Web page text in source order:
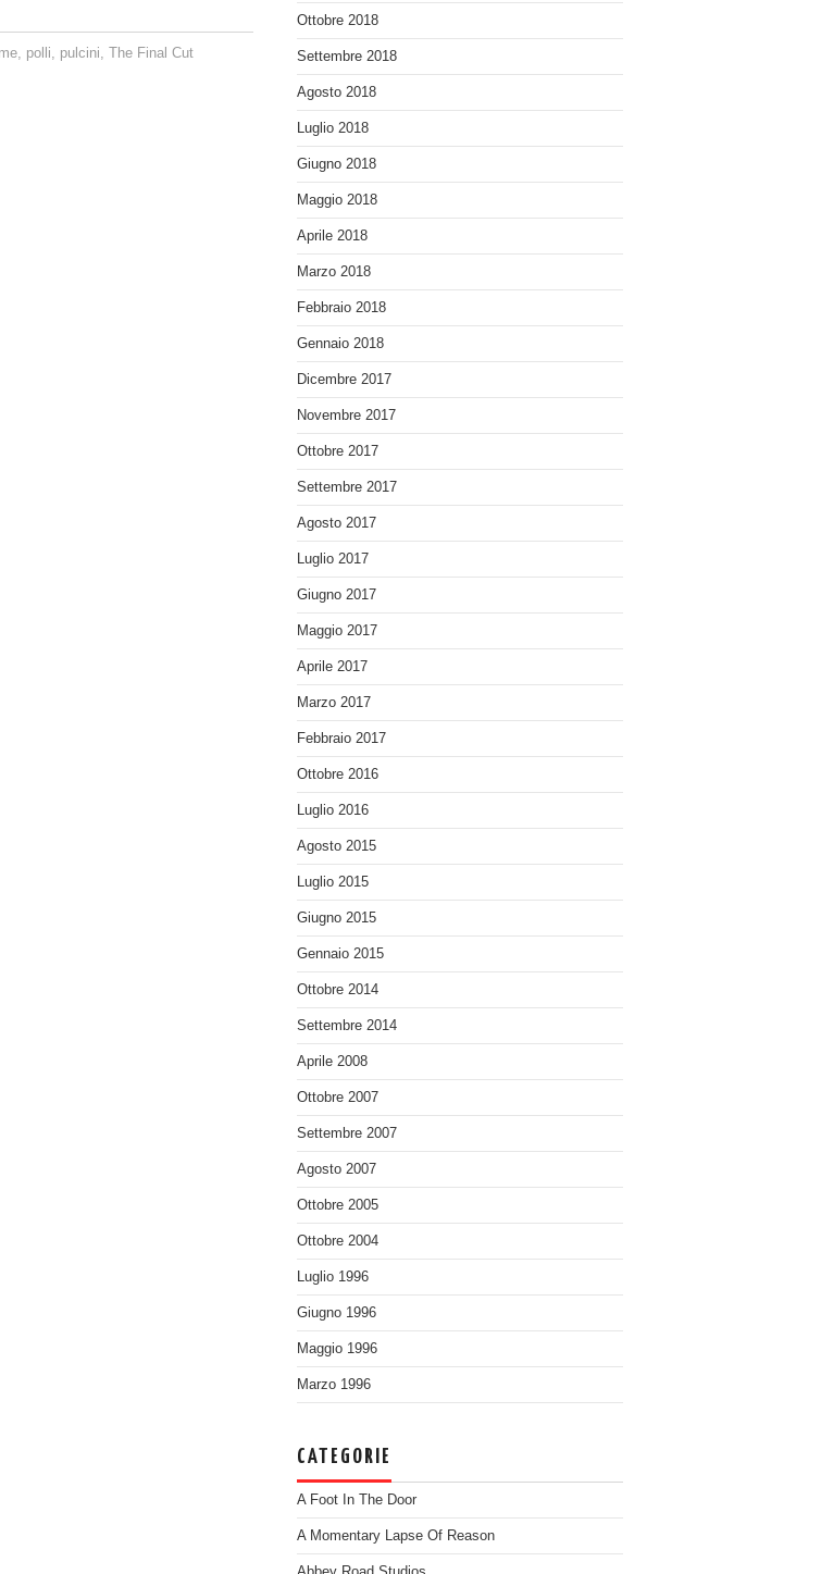
polli pulcini ,The Final Cut
Ottobre 2018
Settembre 2018
Agosto 2018
Luglio 2018
Giugno 2018
Maggio 2018
Aprile 2018
Marzo 2018
Febbraio 2018
Gennaio 2018
Dicembre 2017
Novembre 2017
Ottobre 2017
Settembre 2017
Agosto 2017
Luglio 2017
Giugno 2017
Maggio 2017
Aprile 2017
Marzo 2017
Febbraio 2017
Ottobre 2016
Luglio 2016
Agosto 2015
Luglio 2015
Giugno 2015
Gennaio 2015
Ottobre 2014
Settembre 2014
Aprile 2008
Ottobre 2007
Settembre 2007
Agosto 2007
Ottobre 2005
Ottobre 2004
Luglio 1996
Giugno 1996
Maggio 1996
Marzo 1996
CATEGORIE
A Foot In The Door
A Momentary Lapse Of Reason